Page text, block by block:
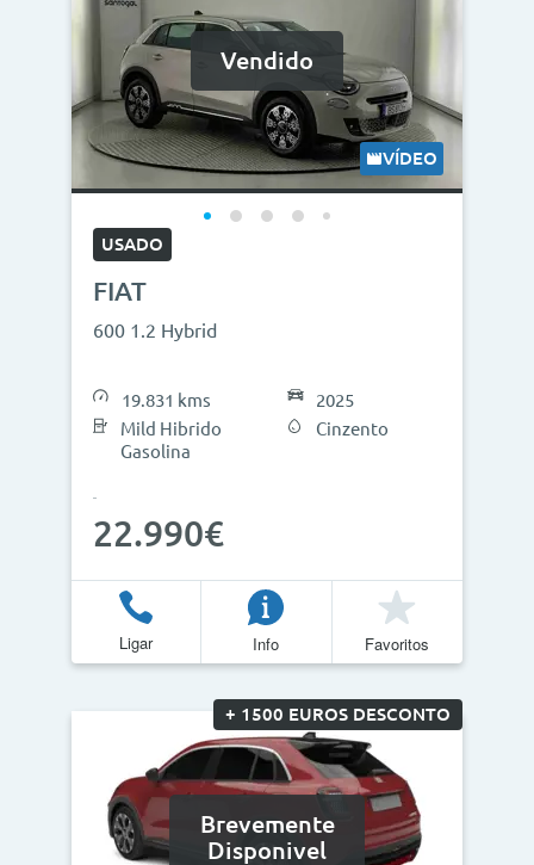
Vendido
VÍDEO
USADO
FIAT
600 1.2 Hybrid
19.831 kms
Mild Hibrido
Gasolina
2025
Cinzento
22.990€
Ligar Info Favoritos
+ 1500 EUROS DESCONTO
Brevemente
Disponivel